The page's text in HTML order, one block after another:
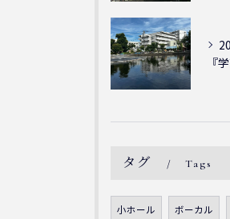
タグ Tags
小ホール ボーカル